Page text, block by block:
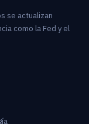
se actualizan
como la Fed y el